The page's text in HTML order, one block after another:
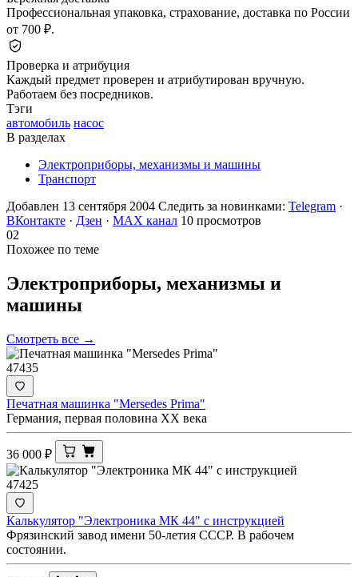
Профессиональная упаковка, страхование, доставка по России
от 700 ₽.
Проверка и атрибуция
Каждый предмет проверен и атрибутирован вручную.
Работаем без посредников.
Тэги
автомобиль насос
В разделах
Электроприборы, механизмы и машины
Транспорт
Добавлен 13 сентября 2004 Следить за новинками: Telegram ·
ВКонтакте · Дзен · MAX канал 10 просмотров
02
Похожее по теме
Электроприборы, механизмы и
машины
Смотреть все →
47435
Печатная машинка "Mersedes Prima"
Германия, первая половина ХХ века
36 000 ₽
47425
Калькулятор "Электроника МК 44" с инструкцией
Фрязинский завод имени 50-летия СССР. В рабочем
состоянии.